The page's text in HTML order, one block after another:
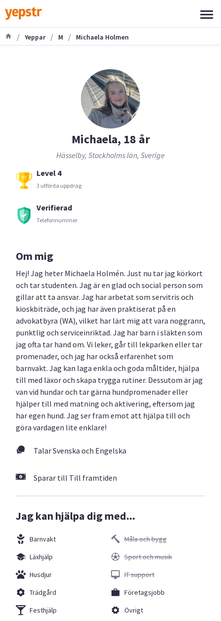
/ Yeppar / M / Michaela Holmen
Michaela, 18 år
Hässelby, Stockholms län, Sverige
Level 4
3 utförda uppdrag
Verifierad
Telefonnummer
Om mig
Hej! Jag heter Michaela Holmén. Just nu tar jag körkort
och tar studenten. Jag är en glad och social person som
gillar att ta ansvar. Jag har arbetat som servitris och
kioskbiträde, och jag har även praktiserat på en
advokatbyra (WA), vilket har lärt mig att vara noggrann,
punktlig och serviceinriktad. Jag har barn i släkten som
jag ofta tar hand om. Vi leker, går till lekparken eller tar
promenader, och jag har också erfarenhet som
barnvakt. Jag kan laga enkla och goda måltider, hjälpa
till med läxor och skapa trygga rutiner. Dessutom är jag
van vid hundar och tar gärna hundpromenader eller
hjälper till med matning och aktivering, eftersom jag
har egen hund. Jag ser fram emot att hjälpa till och
göra vardagen lite enklare!
Talar Svenska och Engelska
Sparar till Till framtiden
Jag kan hjälpa dig med...
Barnvakt
Läxhjälp
Husdjur
Trädgård
Festhjälp
Måla och bygg
Sport och musik
IT support
Företagsjobb
Övrigt